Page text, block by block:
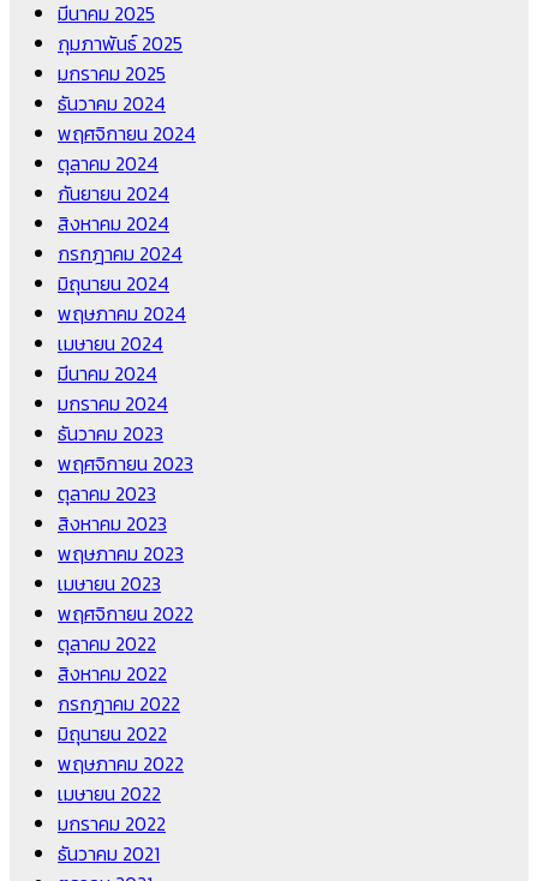
มีนาคม 2025
กุมภาพันธ์ 2025
มกราคม 2025
ธันวาคม 2024
พฤศจิกายน 2024
ตุลาคม 2024
กันยายน 2024
สิงหาคม 2024
กรกฎาคม 2024
มิถุนายน 2024
พฤษภาคม 2024
เมษายน 2024
มีนาคม 2024
มกราคม 2024
ธันวาคม 2023
พฤศจิกายน 2023
ตุลาคม 2023
สิงหาคม 2023
พฤษภาคม 2023
เมษายน 2023
พฤศจิกายน 2022
ตุลาคม 2022
สิงหาคม 2022
กรกฎาคม 2022
มิถุนายน 2022
พฤษภาคม 2022
เมษายน 2022
มกราคม 2022
ธันวาคม 2021